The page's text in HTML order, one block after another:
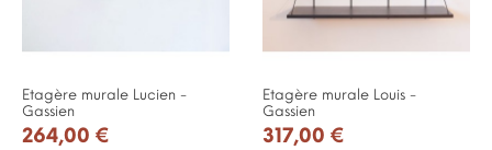
Etagère murale Lucien -
Gassien
264,00 €
Etagère murale Louis -
Gassien
317,00 €